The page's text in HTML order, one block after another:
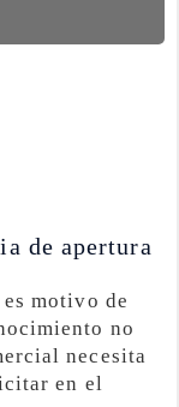
de apertura
motivo de
no
necesita
en el